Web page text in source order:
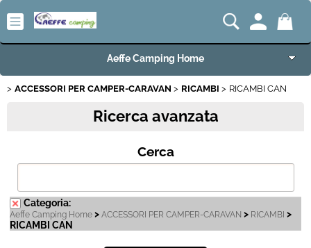
Aeffe Camping Home
Articoli per Camper e Caravan
Articoli per Campeggio e Giardino
Articoli per Nautica
ACCESSORI PER CAMPER-CARAVAN RICAMBI RICAMBI CAN
Ricerca avanzata
Cerca
Categoria:
Aeffe Camping Home > ACCESSORI PER CAMPER-CARAVAN > RICAMBI >
RICAMBI CAN